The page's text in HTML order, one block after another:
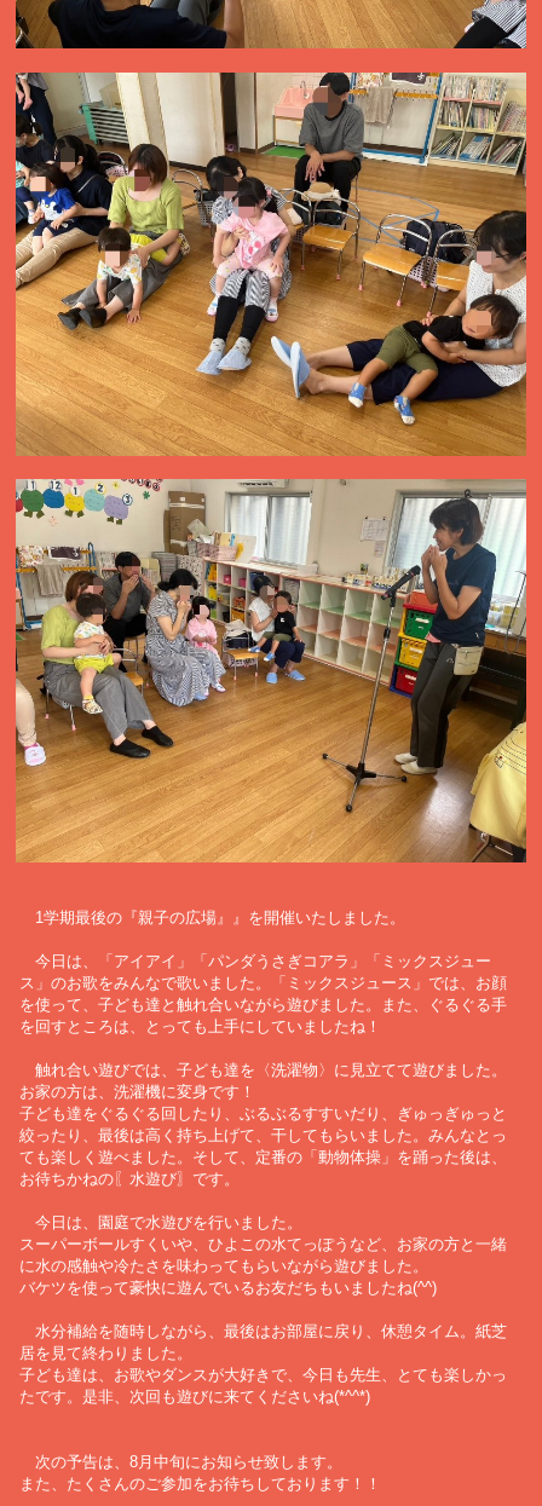
1学期最後の『親子の広場』』を開催いたしました。
今日は、「アイアイ」「パンダうさぎコアラ」「ミックスジュー
ス」のお歌をみんなで歌いました。「ミックスジュース」では、お顔
を使って、子ども達と触れ合いながら遊びました。また、ぐるぐる手
を回すところは、とっても上手にしていましたね！
触れ合い遊びでは、子ども達を〈洗濯物〉に見立てて遊びました。
お家の方は、洗濯機に変身です！
子ども達をぐるぐる回したり、ぶるぶるすすいだり、ぎゅっぎゅっと
絞ったり、最後は高く持ち上げて、干してもらいました。みんなとっ
ても楽しく遊べました。そして、定番の「動物体操」を踊った後は、
お待ちかねの〖水遊び〗です。
今日は、園庭で水遊びを行いました。
スーパーボールすくいや、ひよこの水てっぽうなど、お家の方と一緒
に水の感触や冷たさを味わってもらいながら遊びました。
バケツを使って豪快に遊んでいるお友だちもいましたね(^^)
水分補給を随時しながら、最後はお部屋に戻り、休憩タイム。紙芝
居を見て終わりました。
子ども達は、お歌やダンスが大好きで、今日も先生、とても楽しかっ
たです。是非、次回も遊びに来てくださいね(*^^*)
次の予告は、8月中旬にお知らせ致します。
また、たくさんのご参加をお待ちしております！！